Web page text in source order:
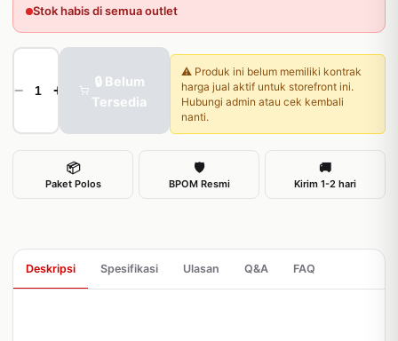
Stok habis di semua outlet
− +
🔒 Belum
Tersedia
⚠️ Produk ini belum memiliki kontrak
harga jual aktif untuk storefront ini.
Hubungi admin atau cek kembali
nanti.
📦
Paket Polos
🛡
BPOM Resmi
🚚
Kirim 1-2 hari
Deskripsi Spesifikasi Ulasan Q&A FAQ